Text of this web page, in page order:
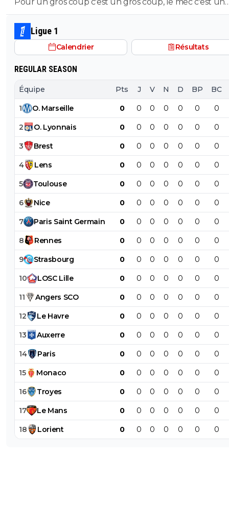
Sumotori !
Ligue 1
Calendrier Résultats
REGULAR SEASON
Équipe Pts J V N D BP BC
1 O. Marseille 0 0 0 0 0 0 0
2 O. Lyonnais 0 0 0 0 0 0 0
3 Brest 0 0 0 0 0 0 0
4 Lens 0 0 0 0 0 0 0
5 Toulouse 0 0 0 0 0 0 0
6 Nice 0 0 0 0 0 0 0
7 Paris Saint Germain 0 0 0 0 0 0 0
8 Rennes 0 0 0 0 0 0 0
9 Strasbourg 0 0 0 0 0 0 0
10 LOSC Lille 0 0 0 0 0 0 0
11 Angers SCO 0 0 0 0 0 0 0
12 Le Havre 0 0 0 0 0 0 0
13 Auxerre 0 0 0 0 0 0 0
14 Paris 0 0 0 0 0 0 0
15 Monaco 0 0 0 0 0 0 0
16 Troyes 0 0 0 0 0 0 0
17 Le Mans 0 0 0 0 0 0 0
18 Lorient 0 0 0 0 0 0 0